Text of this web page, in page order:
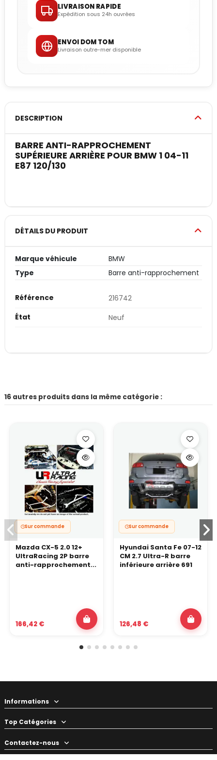
LIVRAISON RAPIDE
Expédition sous 24h ouvrées
ENVOI DOM TOM
Livraison outre-mer disponible
DESCRIPTION
BARRE ANTI-RAPPROCHEMENT
SUPÉRIEURE ARRIÈRE POUR BMW 1 04-11
E87 120/130
DÉTAILS DU PRODUIT
Marque véhicule
BMW
Type
Barre anti-rapprochement
Référence
216742
État
Neuf
16 autres produits dans la même catégorie :
Sur commande
Mazda CX-5 2.0 12+
UltraRacing 2P barre
anti-rapprochement...
166,42 €
Sur commande
Hyundai Santa Fe 07-12
CM 2.7 Ultra-R barre
inférieure arrière 691
126,48 €
Informations
Top Catégories
Contactez-nous